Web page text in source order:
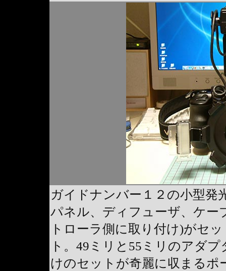
ガイドナンバー１２の小型発
パネル、ディフューザ、ケ
トローラ側に取り付け)がセ
ト。49ミリと55ミリのアダ
けのセットが奇麗に収まるポ